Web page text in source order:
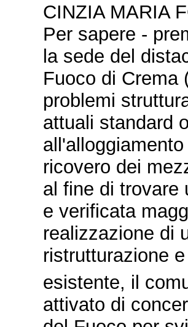
CINZIA MARIA
Per sapere -
la sede del
Fuoco di Crema
problemi
attuali standard
ricovero dei
al fine di trovare
e verificata
realizzazione di
ristrutturazione
esistente, il
attivato di